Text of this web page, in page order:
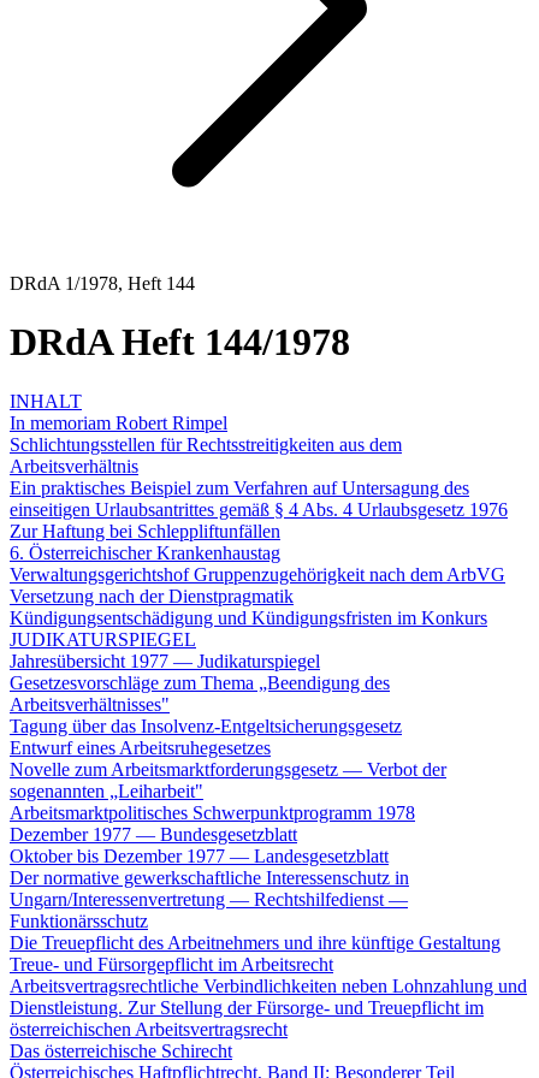
DRdA 1/1978, Heft 144
DRdA Heft 144/1978
INHALT
In memoriam Robert Rimpel
Schlichtungsstellen für Rechtsstreitigkeiten aus dem
Arbeitsverhältnis
Ein praktisches Beispiel zum Verfahren auf Untersagung des
einseitigen Urlaubsantrittes gemäß § 4 Abs. 4 Urlaubsgesetz 1976
Zur Haftung bei Schleppliftunfällen
6. Österreichischer Krankenhaustag
Verwaltungsgerichtshof Gruppenzugehörigkeit nach dem ArbVG
Versetzung nach der Dienstpragmatik
Kündigungsentschädigung und Kündigungsfristen im Konkurs
JUDIKATURSPIEGEL
Jahresübersicht 1977 — Judikaturspiegel
Gesetzesvorschläge zum Thema „Beendigung des
Arbeitsverhältnisses"
Tagung über das Insolvenz-Entgeltsicherungsgesetz
Entwurf eines Arbeitsruhegesetzes
Novelle zum Arbeitsmarktforderungsgesetz — Verbot der
sogenannten „Leiharbeit"
Arbeitsmarktpolitisches Schwerpunktprogramm 1978
Dezember 1977 — Bundesgesetzblatt
Oktober bis Dezember 1977 — Landesgesetzblatt
Der normative gewerkschaftliche Interessenschutz in
Ungarn/Interessenvertretung — Rechtshilfedienst —
Funktionärsschutz
Die Treuepflicht des Arbeitnehmers und ihre künftige Gestaltung
Treue- und Fürsorgepflicht im Arbeitsrecht
Arbeitsvertragsrechtliche Verbindlichkeiten neben Lohnzahlung und
Dienstleistung. Zur Stellung der Fürsorge- und Treuepflicht im
österreichischen Arbeitsvertragsrecht
Das österreichische Schirecht
Österreichisches Haftpflichtrecht, Band II: Besonderer Teil